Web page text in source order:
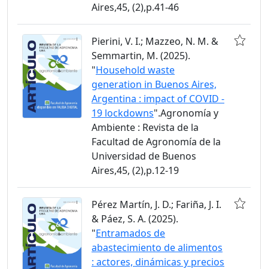
Aires,45, (2),p.41-46
Pierini, V. I.; Mazzeo, N. M. &
Semmartin, M. (2025).
"Household waste
generation in Buenos Aires,
Argentina : impact of COVID -
19 lockdowns".Agronomía y
Ambiente : Revista de la
Facultad de Agronomía de la
Universidad de Buenos
Aires,45, (2),p.12-19
Pérez Martín, J. D.; Fariña, J. I.
& Páez, S. A. (2025).
"Entramados de
abastecimiento de alimentos
: actores, dinámicas y precios